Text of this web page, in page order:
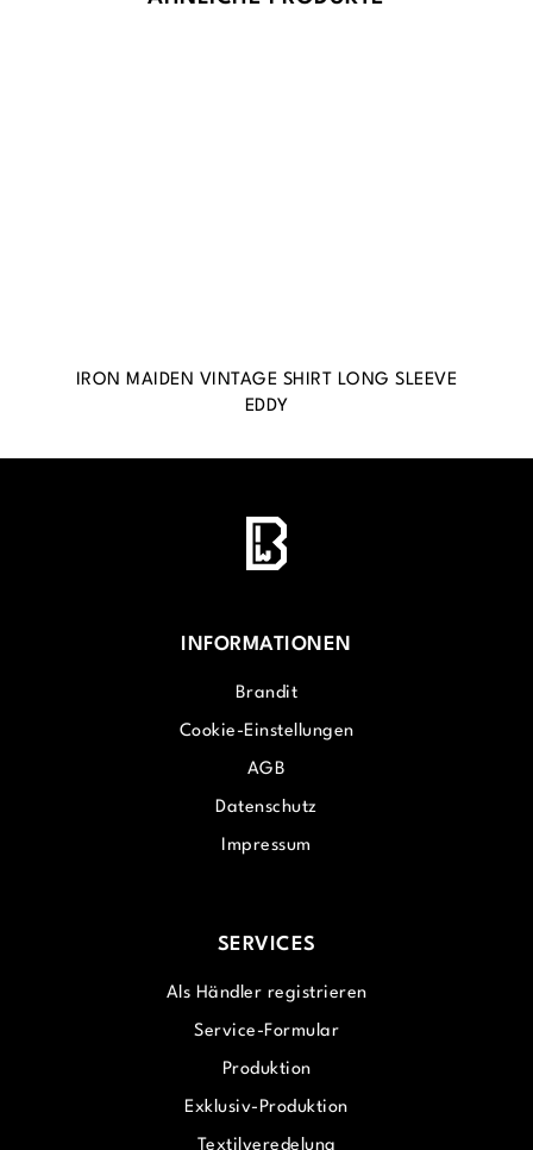
IRON MAIDEN VINTAGE SHIRT LONG SLEEVE
EDDY
INFORMATIONEN
Brandit
Cookie-Einstellungen
AGB
Datenschutz
Impressum
SERVICES
Als Händler registrieren
Service-Formular
Produktion
Exklusiv-Produktion
Textilveredelung